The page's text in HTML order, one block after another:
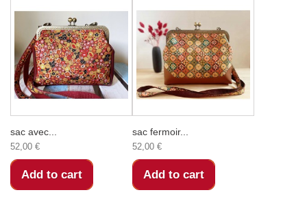
sac avec...
52,00 €
Add to cart
sac fermoir...
52,00 €
Add to cart